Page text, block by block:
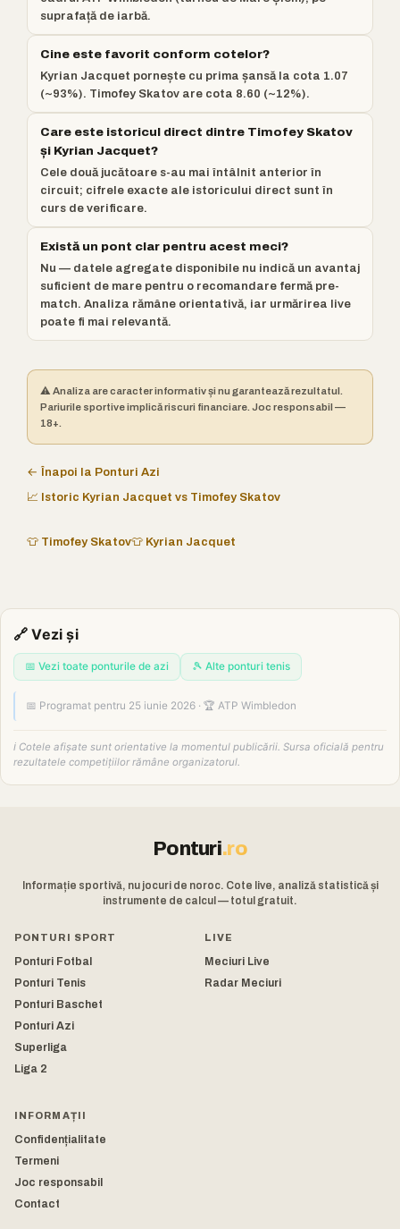
suprafață de iarbă.
Cine este favorit conform cotelor?
Kyrian Jacquet pornește cu prima șansă la cota 1.07
(~93%). Timofey Skatov are cota 8.60 (~12%).
Care este istoricul direct dintre Timofey Skatov
și Kyrian Jacquet?
Cele două jucătoare s-au mai întâlnit anterior în
circuit; cifrele exacte ale istoricului direct sunt în
curs de verificare.
Există un pont clar pentru acest meci?
Nu — datele agregate disponibile nu indică un avantaj
suficient de mare pentru o recomandare fermă pre-
match. Analiza rămâne orientativă, iar urmărirea live
poate fi mai relevantă.
⚠️ Analiza are caracter informativ și nu garantează rezultatul.
Pariurile sportive implică riscuri financiare. Joc responsabil —
18+.
← Înapoi la Ponturi Azi
📈 Istoric Kyrian Jacquet vs Timofey Skatov
👕 Timofey Skatov👕 Kyrian Jacquet
🔗 Vezi și
📅 Vezi toate ponturile de azi 🎾 Alte ponturi tenis
📅 Programat pentru 25 iunie 2026 · 🏆 ATP Wimbledon
ℹ️ Cotele afișate sunt orientative la momentul publicării. Sursa oficială pentru
rezultatele competițiilor rămâne organizatorul.
Ponturi.ro
Informație sportivă, nu jocuri de noroc. Cote live, analiză statistică și
instrumente de calcul — totul gratuit.
PONTURI SPORT
Ponturi Fotbal
Ponturi Tenis
Ponturi Baschet
Ponturi Azi
Superliga
Liga 2
LIVE
Meciuri Live
Radar Meciuri
INFORMAȚII
Confidențialitate
Termeni
Joc responsabil
Contact